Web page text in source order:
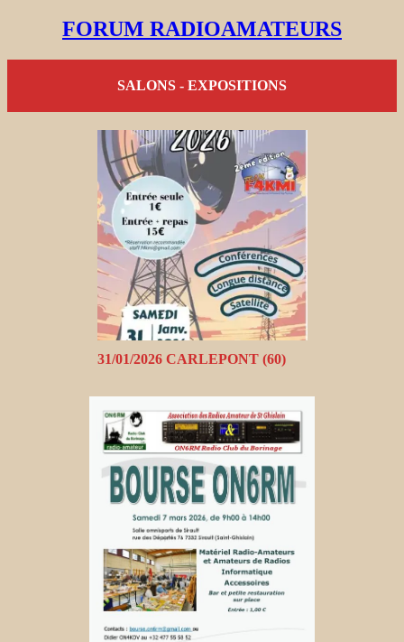
FORUM RADIOAMATEURS
SALONS - EXPOSITIONS
31/01/2026 CARLEPONT (60)